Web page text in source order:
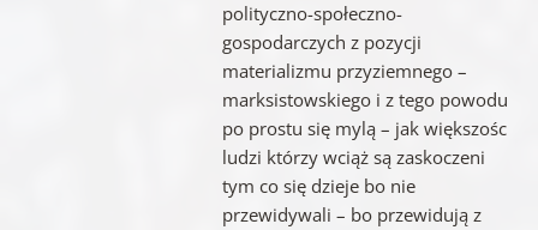
polityczno-społeczno-
gospodarczych z pozycji
materializmu przyziemnego –
marksistowskiego i z tego powodu
po prostu się mylą – jak większośc
ludzi którzy wciąż są zaskoczeni
tym co się dzieje bo nie
przewidywali – bo przewidują z